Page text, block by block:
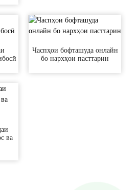
Часпҳои бофташуда онлайн
бо нархҳои пасттарин
ва